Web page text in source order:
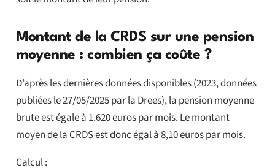
Montant de la CRDS sur une pension
moyenne : combien ça coûte ?
D’après les dernières données disponibles (2023, données
publiées le 27/05/2025 par la Drees), la pension moyenne
brute est égale à 1.620 euros par mois. Le montant
moyen de la CRDS est donc égal à 8,10 euros par mois.
Calcul :